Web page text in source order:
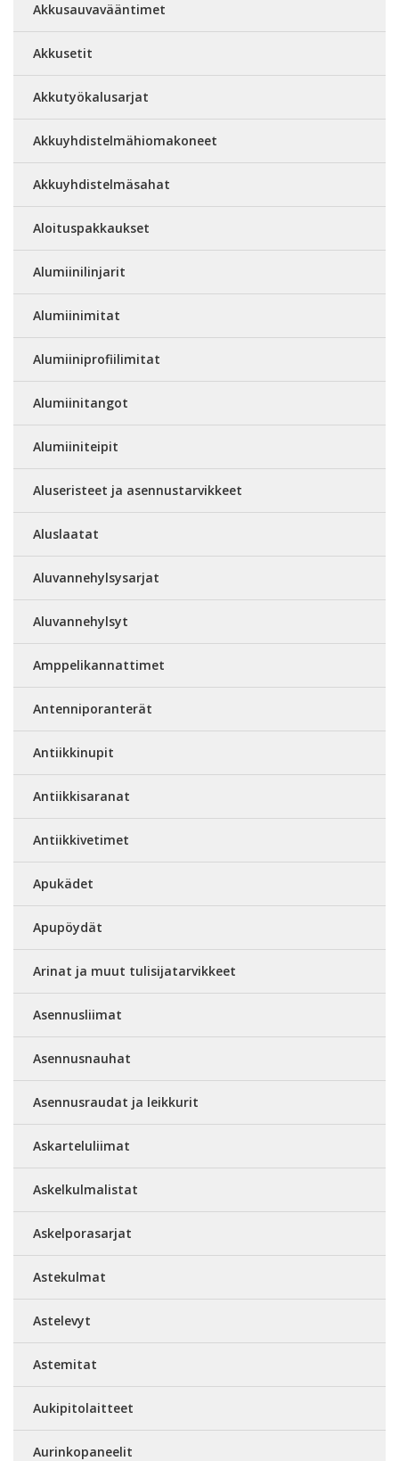
Akkusauvavääntimet
Akkusetit
Akkutyökalusarjat
Akkuyhdistelmähiomakoneet
Akkuyhdistelmäsahat
Aloituspakkaukset
Alumiinilinjarit
Alumiinimitat
Alumiiniprofiilimitat
Alumiinitangot
Alumiiniteipit
Aluseristeet ja asennustarvikkeet
Aluslaatat
Aluvannehylsysarjat
Aluvannehylsyt
Amppelikannattimet
Antenniporanterät
Antiikkinupit
Antiikkisaranat
Antiikkivetimet
Apukädet
Apupöydät
Arinat ja muut tulisijatarvikkeet
Asennusliimat
Asennusnauhat
Asennusraudat ja leikkurit
Askarteluliimat
Askelkulmalistat
Askelporasarjat
Astekulmat
Astelevyt
Astemitat
Aukipitolaitteet
Aurinkopaneelit